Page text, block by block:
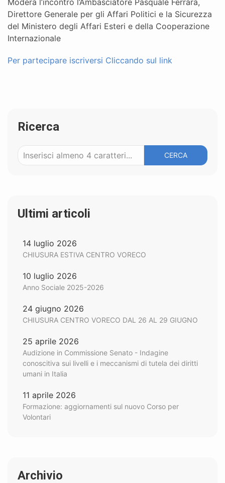
Direttore Generale per gli Affari Politici e la Sicurezza
del Ministero degli Affari Esteri e della Cooperazione
Internazionale
Per partecipare iscriversi Cliccando sul link
Ricerca
CERCA
Ultimi articoli
14 luglio 2026
CHIUSURA ESTIVA CENTRO VORECO
10 luglio 2026
Anno Sociale 2025-2026
24 giugno 2026
CHIUSURA CENTRO VORECO DAL 26 AL 29 GIUGNO
25 aprile 2026
Audizione in Commissione Senato - Indagine
conoscitiva sui livelli e i meccanismi di tutela dei diritti
umani in Italia
11 aprile 2026
Formazione: aggiornamenti sul nuovo Corso per
Volontari
Archivio